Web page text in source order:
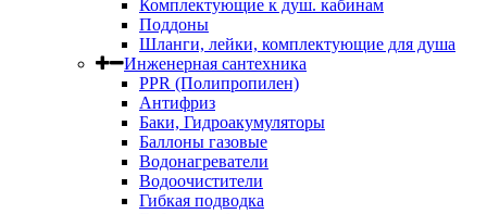
Комплектующие к душ. кабинам
Поддоны
Шланги, лейки, комплектующие для душа
Инженерная сантехника
PPR (Полипропилен)
Антифриз
Баки, Гидроакумуляторы
Баллоны газовые
Водонагреватели
Водоочистители
Гибкая подводка